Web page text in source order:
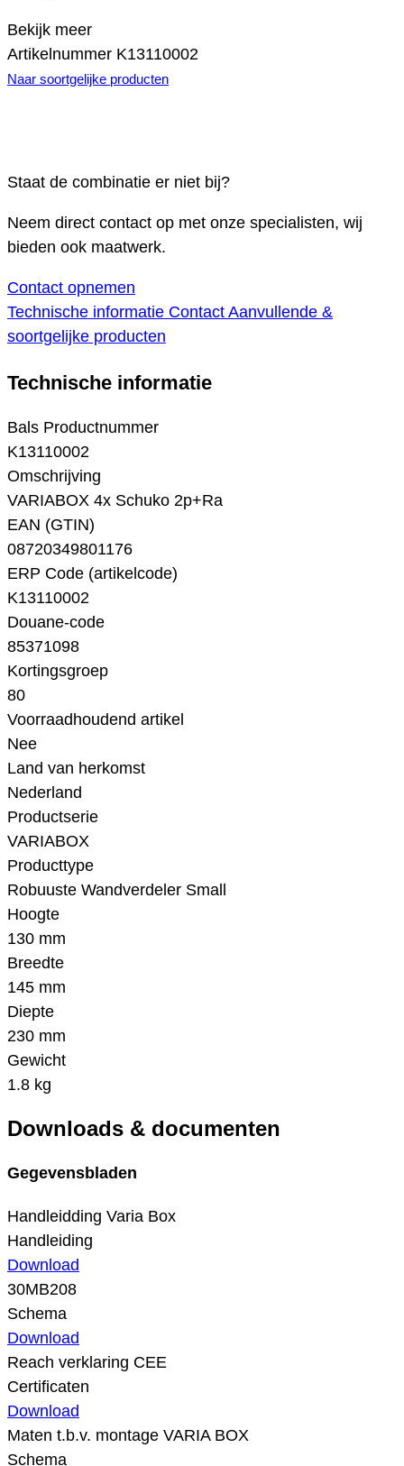
Bekijk meer
Artikelnummer K13110002
Naar soortgelijke producten
Staat de combinatie er niet bij?
Neem direct contact op met onze specialisten, wij
bieden ook maatwerk.
Contact opnemen
Technische informatie Contact Aanvullende &
soortgelijke producten
Technische informatie
Bals Productnummer
K13110002
Omschrijving
VARIABOX 4x Schuko 2p+Ra
EAN (GTIN)
08720349801176
ERP Code (artikelcode)
K13110002
Douane-code
85371098
Kortingsgroep
80
Voorraadhoudend artikel
Nee
Land van herkomst
Nederland
Productserie
VARIABOX
Producttype
Robuuste Wandverdeler Small
Hoogte
130 mm
Breedte
145 mm
Diepte
230 mm
Gewicht
1.8 kg
Downloads & documenten
Gegevensbladen
Handleidding Varia Box
Handleiding
Download
30MB208
Schema
Download
Reach verklaring CEE
Certificaten
Download
Maten t.b.v. montage VARIA BOX
Schema